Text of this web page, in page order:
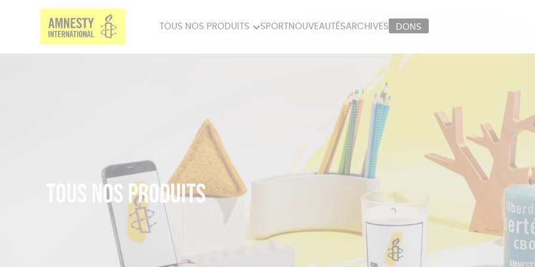
TOUS NOS PRODUITS
PAPETERIE
ÉPICERIE
SPORT NOUVEAUTÉSARCHIVES DONS
Tous nos produits